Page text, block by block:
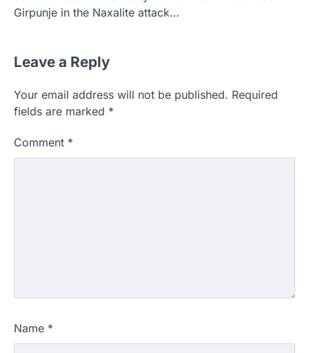
Girpunje in the Naxalite attack…
Leave a Reply
Your email address will not be published. Required
fields are marked *
Comment *
Name *